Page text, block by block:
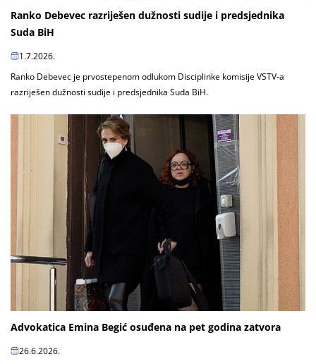
Ranko Debevec razriješen dužnosti sudije i predsjednika
Suda BiH
1.7.2026.
Ranko Debevec je prvostepenom odlukom Disciplinke komisije VSTV-a
razriješen dužnosti sudije i predsjednika Suda BiH.
Advokatica Emina Begić osuđena na pet godina zatvora
26.6.2026.